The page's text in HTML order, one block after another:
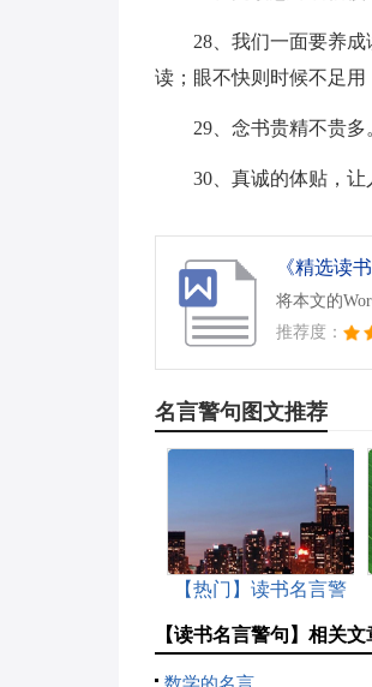
28、我们一面要养
读；眼不快则时候不足
29、念书贵精不贵
30、真诚的体贴，让
《精选读
将本文的
推荐度：
名言警句图文推荐
【热门】读书名言警
【读书名言警句】相关文